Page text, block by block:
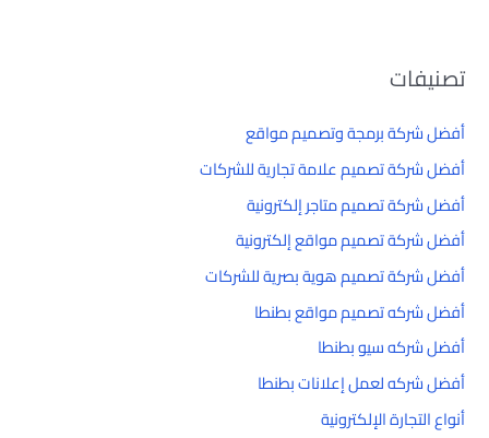
تصنيفات
أفضل شركة برمجة وتصميم مواقع
أفضل شركة تصميم علامة تجارية للشركات
أفضل شركة تصميم متاجر إلكترونية
أفضل شركة تصميم مواقع إلكترونية
أفضل شركة تصميم هوية بصرية للشركات
أفضل شركه تصميم مواقع بطنطا
أفضل شركه سيو بطنطا
أفضل شركه لعمل إعلانات بطنطا
أنواع التجارة الإلكترونية